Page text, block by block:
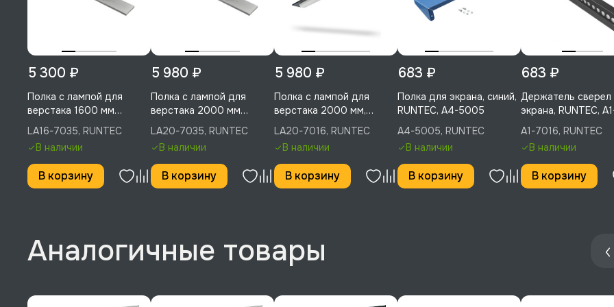
5 300 ₽
Полка с лампой для
верстака 1600 мм
(светло-серый), RUNTEC,
LA16-7035
LA16-7035, RUNTEC
В наличии
В корзину
5 980 ₽
Полка с лампой для
верстака 2000 мм
(светло-серый), RUNTEC,
LA20-7035
LA20-7035, RUNTEC
В наличии
В корзину
5 980 ₽
Полка с лампой для
верстака 2000 мм,
RUNTEC, LA20-7016
LA20-7016, RUNTEC
В наличии
В корзину
683 ₽
Полка для экрана, синий,
RUNTEC, A4-5005
A4-5005, RUNTEC
В наличии
В корзину
683 ₽
Держатель сверел
экрана, RUNTEC,
A1-7016, RUNTEC
В наличии
В корзину